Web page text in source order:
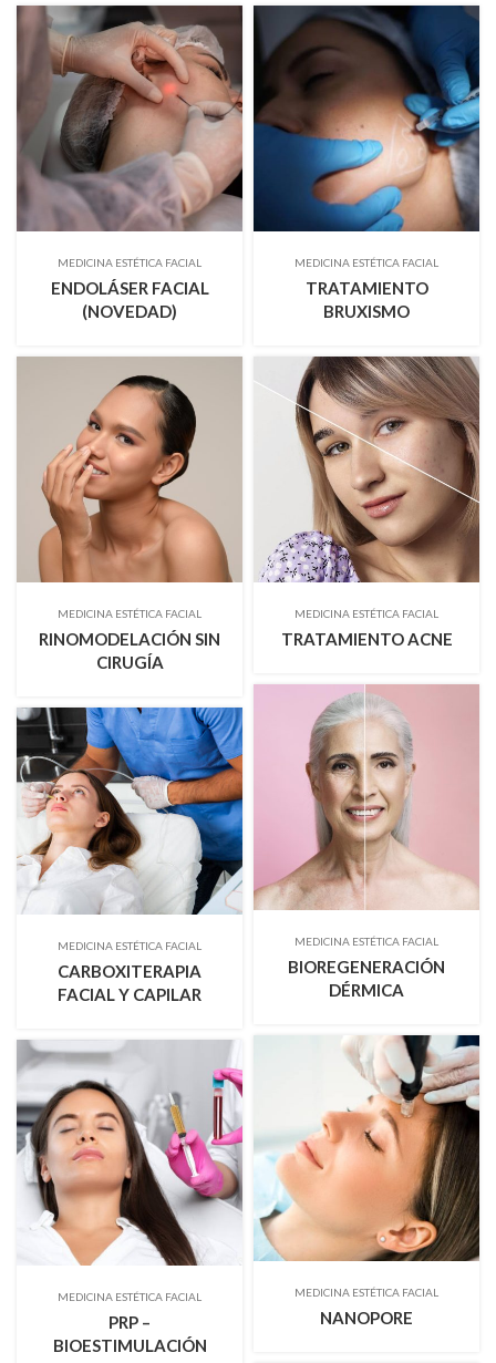
MEDICINA ESTÉTICA FACIAL
ENDOLÁSER FACIAL
(NOVEDAD)
MEDICINA ESTÉTICA FACIAL
TRATAMIENTO
BRUXISMO
MEDICINA ESTÉTICA FACIAL
RINOMODELACIÓN SIN
CIRUGÍA
MEDICINA ESTÉTICA FACIAL
TRATAMIENTO ACNE
MEDICINA ESTÉTICA FACIAL
BIOREGENERACIÓN
DÉRMICA
MEDICINA ESTÉTICA FACIAL
CARBOXITERAPIA
FACIAL Y CAPILAR
MEDICINA ESTÉTICA FACIAL
NANOPORE
MEDICINA ESTÉTICA FACIAL
PRP –
BIOESTIMULACIÓN